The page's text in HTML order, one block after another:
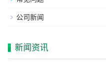
公司新闻
新闻资讯